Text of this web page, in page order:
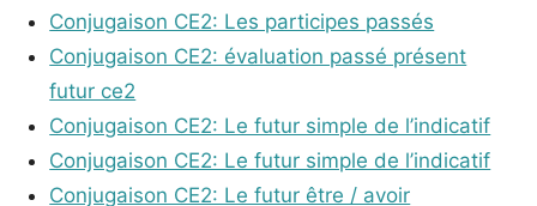
Conjugaison CE2: Les participes passés
Conjugaison CE2: évaluation passé présent
futur ce2
Conjugaison CE2: Le futur simple de l’indicatif
Conjugaison CE2: Le futur simple de l’indicatif
Conjugaison CE2: Le futur être / avoir